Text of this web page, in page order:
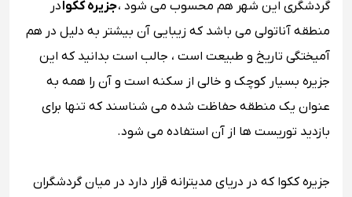
گردشگری این شهر هم محسوب می شود ،جزیره ککوادر
منطقه آناتولی می باشد که زیبایی آن بیشتر به دلیل در هم
آمیختگی تاریخ و طبیعت است ، جالب است بدانید که این
جزیره بسیار کوچک و خالی از سکنه است و آن را همه به
عنوان یک منطقه حفاظت شده می شناسند که تنها برای
بازدید توریست ها از آن استفاده می شود.
جزیره ککوا که در دریای مدیترانه قرار دارد در میان گردشگران